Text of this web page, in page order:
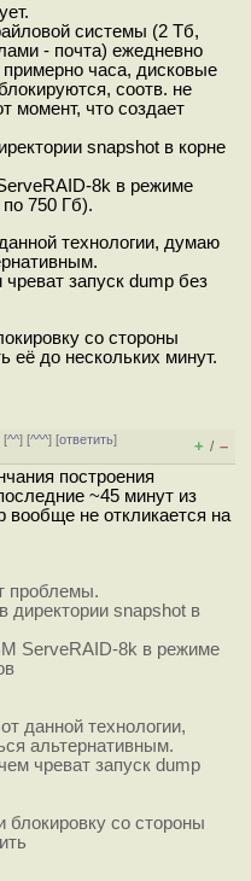
системы (2 Тб,
- почта) ежедневно
часа, дисковые
соотв. не
момент, что создает
snapshot в корне
8k в режиме
750 Гб).
технологии, думаю
запуск dump без
со стороны
её до нескольких минут.
[^^] [^^^] [ответить]
+ / –
построения
~45 минут из
вообще не откликается на
проблемы.
директории snapshot в
ServeRAID-8k в режиме
данной технологии,
альтернативным.
чреват запуск dump
блокировку со стороны